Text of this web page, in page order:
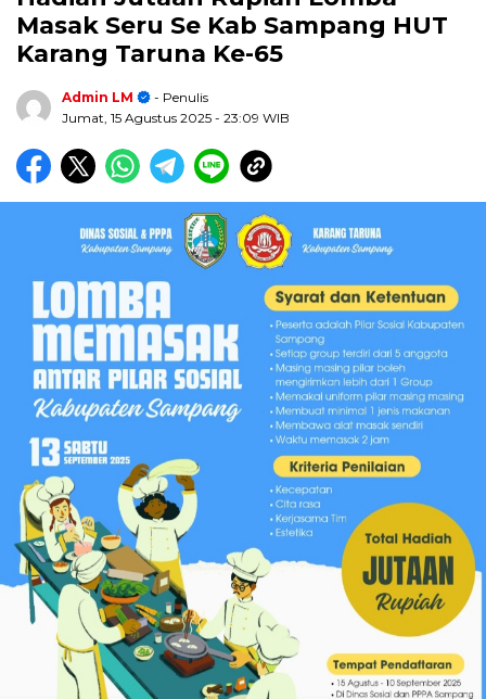
Masak Seru Se Kab Sampang HUT
Karang Taruna Ke-65
Admin LM
- Penulis
Jumat, 15 Agustus 2025 - 23:09 WIB